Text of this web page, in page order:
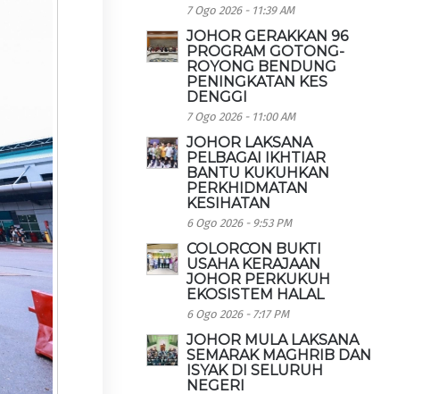
7 Ogo 2026 - 11:39 AM
JOHOR GERAKKAN 96
PROGRAM GOTONG-
ROYONG BENDUNG
PENINGKATAN KES
DENGGI
7 Ogo 2026 - 11:00 AM
JOHOR LAKSANA
PELBAGAI IKHTIAR
BANTU KUKUHKAN
PERKHIDMATAN
KESIHATAN
6 Ogo 2026 - 9:53 PM
COLORCON BUKTI
USAHA KERAJAAN
JOHOR PERKUKUH
EKOSISTEM HALAL
6 Ogo 2026 - 7:17 PM
JOHOR MULA LAKSANA
SEMARAK MAGHRIB DAN
ISYAK DI SELURUH
NEGERI